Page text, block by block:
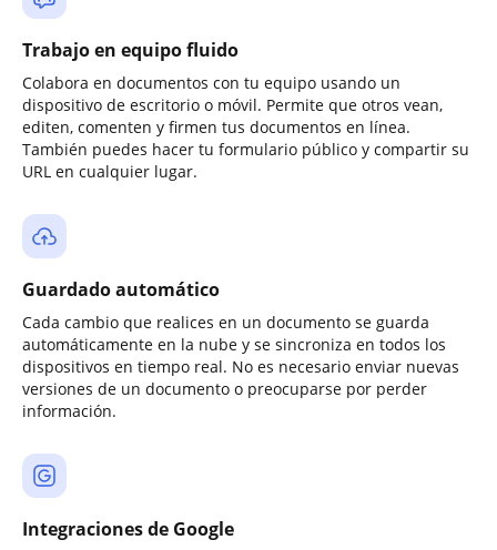
Trabajo en equipo fluido
Colabora en documentos con tu equipo usando un
dispositivo de escritorio o móvil. Permite que otros vean,
editen, comenten y firmen tus documentos en línea.
También puedes hacer tu formulario público y compartir su
URL en cualquier lugar.
Guardado automático
Cada cambio que realices en un documento se guarda
automáticamente en la nube y se sincroniza en todos los
dispositivos en tiempo real. No es necesario enviar nuevas
versiones de un documento o preocuparse por perder
información.
Integraciones de Google